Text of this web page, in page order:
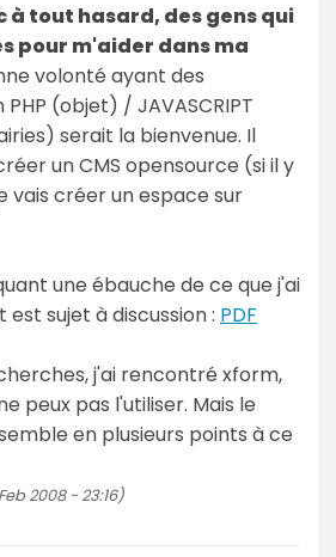
à tout hasard, des gens qui
pour m'aider dans ma
volonté ayant des
(objet) / JAVASCRIPT
serait la bienvenue. Il
un CMS opensource (si il y
vais créer un espace sur
une ébauche de ce que j'ai
sujet à discussion : PDF
j'ai rencontré xform,
peux pas l'utiliser. Mais le
en plusieurs points à ce
2008 - 23:16)